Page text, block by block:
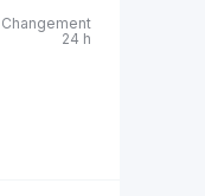
Changement
24 h